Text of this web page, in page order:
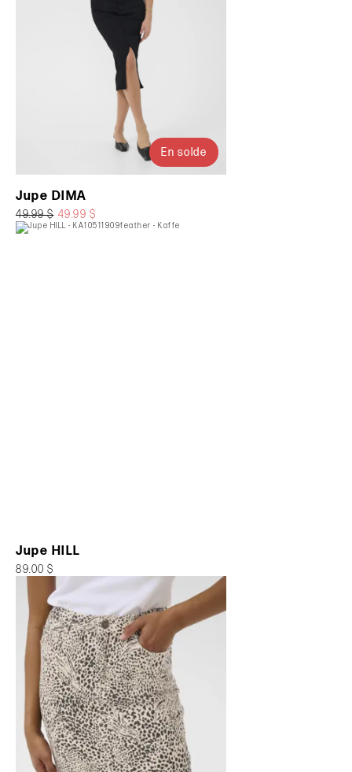
En solde
Jupe DIMA
49.99 $ 49.99 $
Jupe HILL
89.00 $